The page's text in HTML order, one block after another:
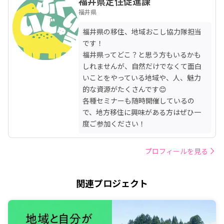
福井県
福井県の移住、地域おこし協力隊担当
です！
福井県ってどこ？と思う方もいるかも
しれませんが、自然だけでなくて面白
いことをやっている地域や、人、魅力
的な資源がたくさんです😊
各種セミナーも随時開催しているの
で、地方移住に興味がある方はぜひ一
度ご参加ください！
プロフィールを見る
関連プロジェクト